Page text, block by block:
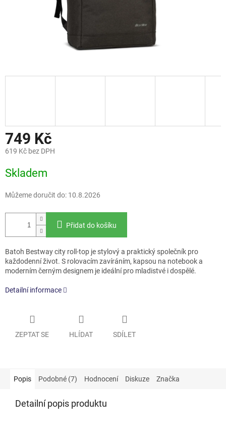
749 Kč
619 Kč bez DPH
cena:
Skladem
Můžeme doručit do: 10.8.2026
Přidat do košíku
Batoh Bestway city roll-top je stylový a praktický společník pro
každodenní život. S rolovacím zavíráním, kapsou na notebook a
moderním černým designem je ideální pro mladistvé i dospělé.
Detailní informace
ZEPTAT SE HLÍDAT SDÍLET
Popis Podobné (7) Hodnocení Diskuze Značka
Detailní popis produktu